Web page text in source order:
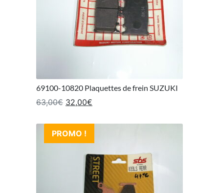
69100-10820 Plaquettes de frein SUZUKI
63,00€ Le prix initial était : 63,00€.
32,00€
PROMO !